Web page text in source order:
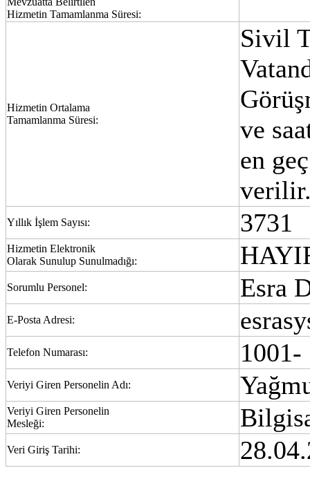
Hizmetin Tamamlanma Süresi:
Hizmetin Ortalama
Tamamlanma Süresi:
Sivil
ve
en
Yıllık İşlem Sayısı: 3731
Hizmetin Elektronik
Olarak Sunulup Sunulmadığı:
Sorumlu Personel: Esra
E-Posta Adresi:
Telefon Numarası: 1001-
Veriyi Giren Personelin Adı:
Veriyi Giren Personelin
Mesleği:
Veri Giriş Tarihi: